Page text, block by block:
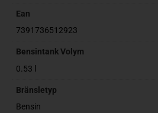
Ean
7391736512923
Bensintank Volym
0.53 l
Bränsletyp
Bensin